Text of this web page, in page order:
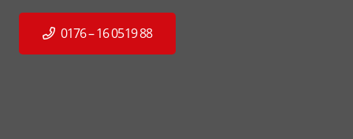
0176 – 16 0519 88